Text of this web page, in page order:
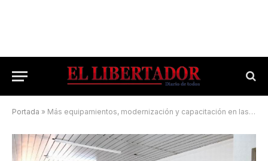
Portada » Más equipamientos, modernización y capacitación en las salas médicas